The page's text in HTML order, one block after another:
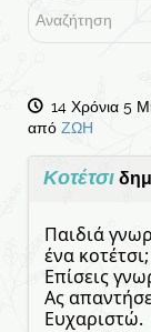
14 Χρόνια 5
από ΖΩΗ
Κοτέτσι
Παιδιά
ένα κοτέτσι;
Επίσεις
Ας
Ευχαριστώ.